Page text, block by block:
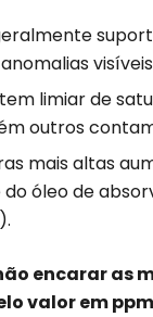
limiar de
outros
mais altas
óleo de
encarar as
valor em ppm